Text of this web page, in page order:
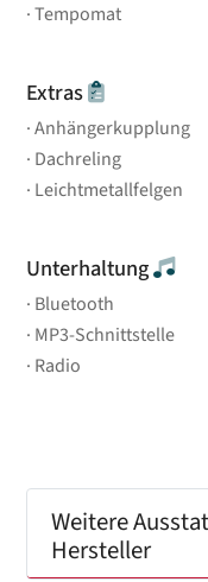
Tempomat
Extras
Anhängerkupplung
Dachreling
Leichtmetallfelgen
Unterhaltung
Bluetooth
MP3-Schnittstelle
Radio
Weitere
Hersteller